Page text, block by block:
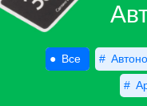
Все